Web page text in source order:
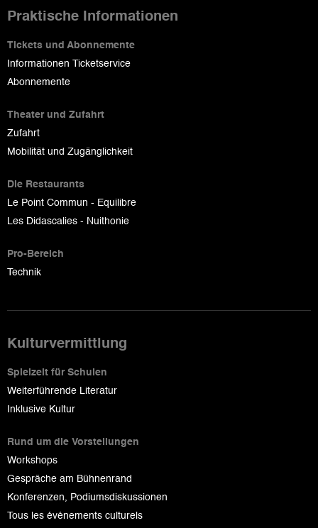
Praktische Informationen
Tickets und Abonnemente
Informationen Ticketservice
Abonnemente
Theater und Zufahrt
Zufahrt
Mobilität und Zugänglichkeit
Die Restaurants
Le Point Commun - Equilibre
Les Didascalies - Nuithonie
Pro-Bereich
Technik
Kulturvermittlung
Spielzeit für Schulen
Weiterführende Literatur
Inklusive Kultur
Rund um die Vorstellungen
Workshops
Gespräche am Bühnenrand
Konferenzen, Podiumsdiskussionen
Tous les événements culturels